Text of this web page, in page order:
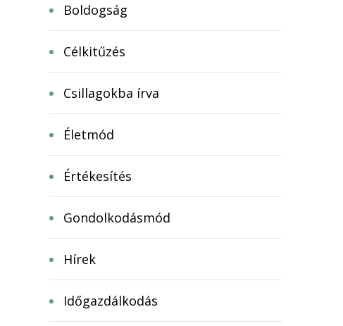
Boldogság
Célkitűzés
Csillagokba írva
Életmód
Értékesítés
Gondolkodásmód
Hírek
Időgazdálkodás